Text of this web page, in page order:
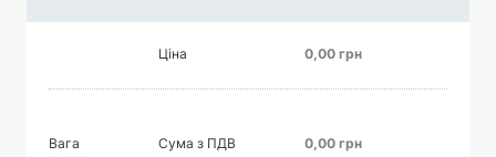
Ціна 0,00 грн
Вага
Сума з ПДВ 0,00 грн